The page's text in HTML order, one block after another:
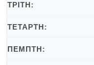
ΤΡΙΤΗ:
ΤΕΤΑΡΤΗ:
ΠΕΜΠΤΗ: